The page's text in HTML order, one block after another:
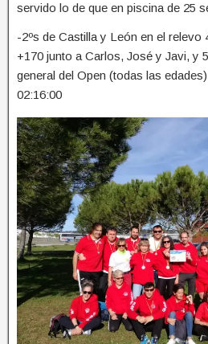
servido lo de que en piscina de 25
-2ºs de Castilla y León en el
+170 junto a Carlos, José y Javi, y
general del Open (todas las
02:16:00